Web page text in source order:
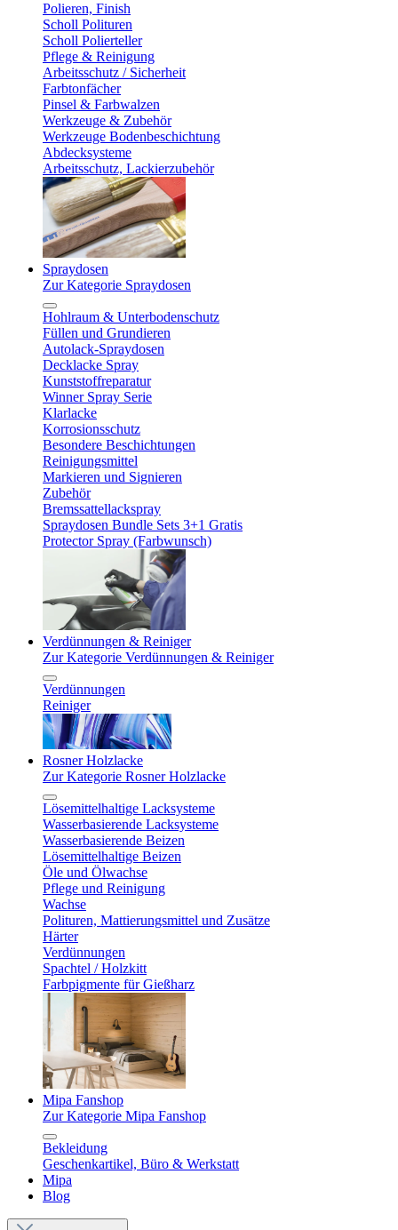
Polieren, Finish
Scholl Polituren
Scholl Polierteller
Pflege & Reinigung
Arbeitsschutz / Sicherheit
Farbtonfächer
Pinsel & Farbwalzen
Werkzeuge & Zubehör
Werkzeuge Bodenbeschichtung
Abdecksysteme
Arbeitsschutz, Lackierzubehör
Spraydosen
Zur Kategorie Spraydosen
Hohlraum & Unterbodenschutz
Füllen und Grundieren
Autolack-Spraydosen
Decklacke Spray
Kunststoffreparatur
Winner Spray Serie
Klarlacke
Korrosionsschutz
Besondere Beschichtungen
Reinigungsmittel
Markieren und Signieren
Zubehör
Bremssattellackspray
Spraydosen Bundle Sets 3+1 Gratis
Protector Spray (Farbwunsch)
Verdünnungen & Reiniger
Zur Kategorie Verdünnungen & Reiniger
Verdünnungen
Reiniger
Rosner Holzlacke
Zur Kategorie Rosner Holzlacke
Lösemittelhaltige Lacksysteme
Wasserbasierende Lacksysteme
Wasserbasierende Beizen
Lösemittelhaltige Beizen
Öle und Ölwachse
Pflege und Reinigung
Wachse
Polituren, Mattierungsmittel und Zusätze
Härter
Verdünnungen
Spachtel / Holzkitt
Farbpigmente für Gießharz
Mipa Fanshop
Zur Kategorie Mipa Fanshop
Bekleidung
Geschenkartikel, Büro & Werkstatt
Mipa
Blog